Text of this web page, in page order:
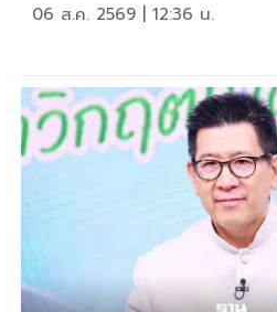
06 ส.ค. 2569 | 12:36 น.